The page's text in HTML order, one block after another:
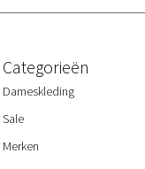
Categorieën
Dameskleding
Sale
Merken